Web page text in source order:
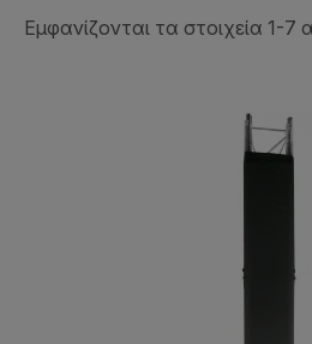
Εμφανίζονται τα στοιχεία 1-7